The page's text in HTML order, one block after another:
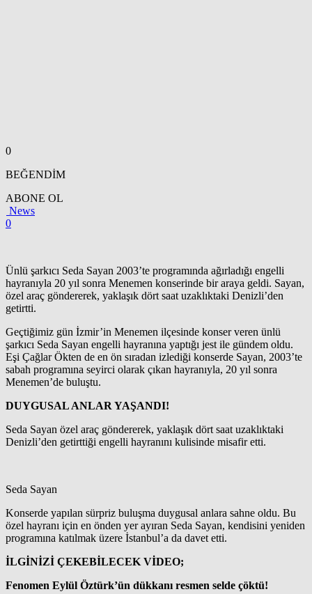
0
BEĞENDİM
ABONE OL
News
0
Ünlü şarkıcı Seda Sayan 2003’te programında ağırladığı engelli
hayranıyla 20 yıl sonra Menemen konserinde bir araya geldi. Sayan,
özel araç göndererek, yaklaşık dört saat uzaklıktaki Denizli’den
getirtti.
Geçtiğimiz gün İzmir’in Menemen ilçesinde konser veren ünlü
şarkıcı Seda Sayan engelli hayranına yaptığı jest ile gündem oldu.
Eşi Çağlar Ökten de en ön sıradan izlediği konserde Sayan, 2003’te
sabah programına seyirci olarak çıkan hayranıyla, 20 yıl sonra
Menemen’de buluştu.
DUYGUSAL ANLAR YAŞANDI!
Seda Sayan özel araç göndererek, yaklaşık dört saat uzaklıktaki
Denizli’den getirttiği engelli hayranını kulisinde misafir etti.
Seda Sayan
Konserde yapılan sürpriz buluşma duygusal anlara sahne oldu. Bu
özel hayranı için en önden yer ayıran Seda Sayan, kendisini yeniden
programına katılmak üzere İstanbul’a da davet etti.
İLGİNİZİ ÇEKEBİLECEK VİDEO;
Fenomen Eylül Öztürk’ün dükkanı resmen selde çöktü!